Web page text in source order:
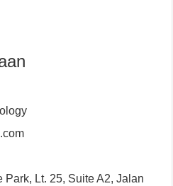
Park, Lt. 25, Suite A2, Jalan